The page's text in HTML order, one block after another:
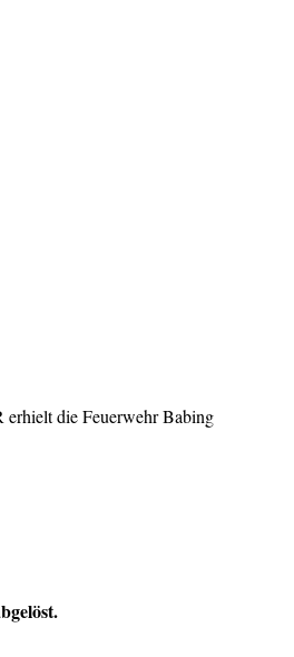
erhielt die Feuerwehr Babing